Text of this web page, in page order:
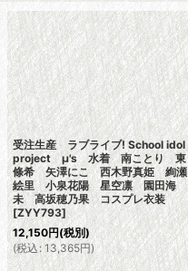
受注生産 ラブライブ! School idol
project μ's 水着 南ことり 東
條希 矢澤にこ 西木野真姫 絢瀬
絵里 小泉花陽 星空凛 園田海
未 高坂穂乃果 コスプレ衣装
[ZYY793]
12,150円(税別)
(税込: 13,365円)